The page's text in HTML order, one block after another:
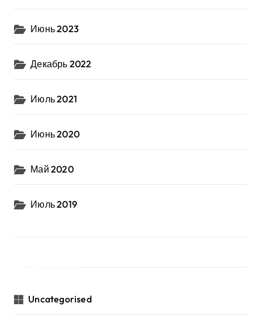
Июнь 2023
Декабрь 2022
Июль 2021
Июнь 2020
Май 2020
Июль 2019
Uncategorised